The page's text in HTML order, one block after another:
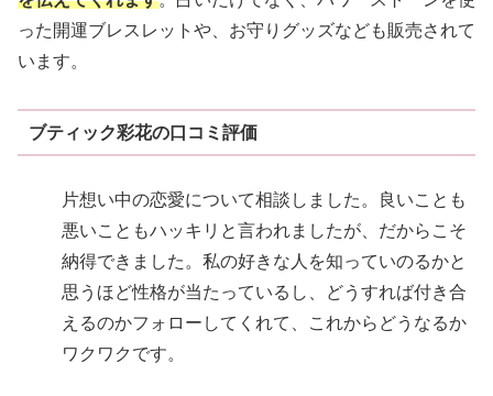
った開運ブレスレットや、お守りグッズなども販売されて
います。
ブティック彩花の口コミ評価
片想い中の恋愛について相談しました。良いことも
悪いこともハッキリと言われましたが、だからこそ
納得できました。私の好きな人を知っていのるかと
思うほど性格が当たっているし、どうすれば付き合
えるのかフォローしてくれて、これからどうなるか
ワクワクです。